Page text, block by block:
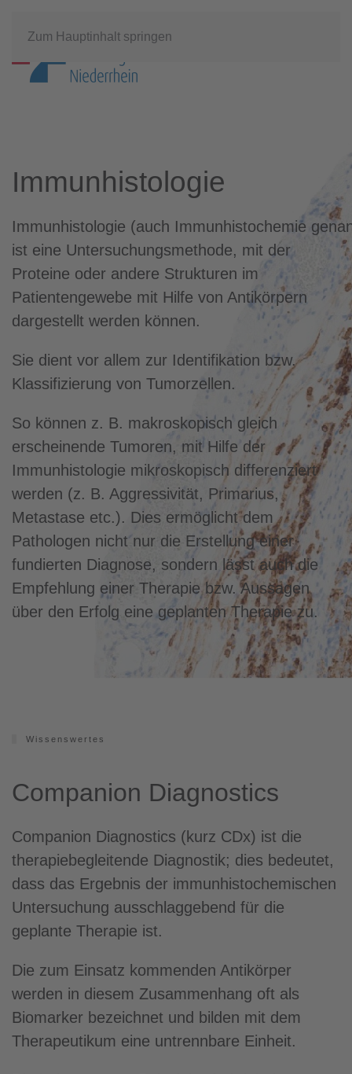
Zum Hauptinhalt springen
Immunhistologie
Immunhistologie (auch Immunhistochemie
ist eine Untersuchungsmethode, mit der
Proteine oder andere Strukturen im
Patientengewebe mit Hilfe von Antikörpern
dargestellt werden können.
Sie dient vor allem zur Identifikation bzw.
Klassifizierung von Tumorzellen.
So können z. B. makroskopisch gleich
erscheinende Tumoren, mit Hilfe der
Immunhistologie mikroskopisch differenziert
werden (z. B. Aggressivität, Primarius,
Metastase etc.). Dies ermöglicht dem
Pathologen nicht nur die Erstellung einer
fundierten Diagnose, sondern lässt auch die
Empfehlung einer Therapie bzw. Aussagen
über den Erfolg eine geplanten Therapie zu.
Wissenswertes
Companion Diagnostics
Companion Diagnostics (kurz CDx) ist die
therapiebegleitende Diagnostik; dies bedeutet,
dass das Ergebnis der immunhistochemischen
Untersuchung ausschlaggebend für die
geplante Therapie ist.
Die zum Einsatz kommenden Antikörper
werden in diesem Zusammenhang oft als
Biomarker bezeichnet und bilden mit dem
Therapeutikum eine untrennbare Einheit.